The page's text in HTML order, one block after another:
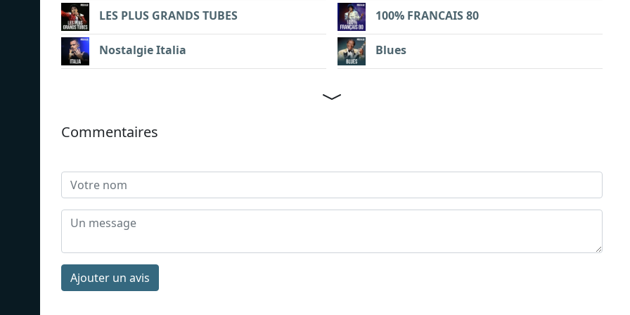
LES PLUS GRANDS TUBES
Nostalgie Italia
100% FRANCAIS 80
Blues
Commentaires
Ajouter un avis